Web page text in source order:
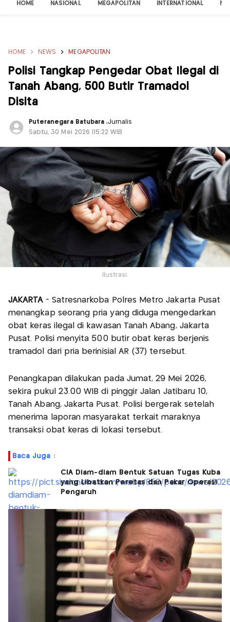
HOME NASIONAL MEGAPOLITAN INTERNATIONAL
HOME NEWS MEGAPOLITAN
Polisi Tangkap Pengedar Obat Ilegal di
Tanah Abang, 500 Butir Tramadol
Disita
Puteranegara Batubara,Jurnalis
Sabtu, 30 Mei 2026 |15:22 WIB
Ilustrasi.
JAKARTA - Satresnarkoba Polres Metro Jakarta Pusat
menangkap seorang pria yang diduga mengedarkan
obat keras ilegal di kawasan Tanah Abang, Jakarta
Pusat. Polisi menyita 500 butir obat keras berjenis
tramadol dari pria berinisial AR (37) tersebut.
Penangkapan dilakukan pada Jumat, 29 Mei 2026,
sekira pukul 23.00 WIB di pinggir Jalan Jatibaru 10,
Tanah Abang, Jakarta Pusat. Polisi bergerak setelah
menerima laporan masyarakat terkait maraknya
transaksi obat keras di lokasi tersebut.
Baca Juga :
CIA Diam-diam Bentuk Satuan Tugas Kuba
yang Libatkan Peretas dan Pakar Operasi
Pengaruh